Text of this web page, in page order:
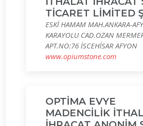
TİCARET LİMİTED
ESKİ HAMAM MAH.ANKARA-
KARAYOLU CAD.OZAN
APT.NO:76 İSCEHİSAR AFYON
www.opiumstone.com
OPTİMA EVYE
MADENCİLİK